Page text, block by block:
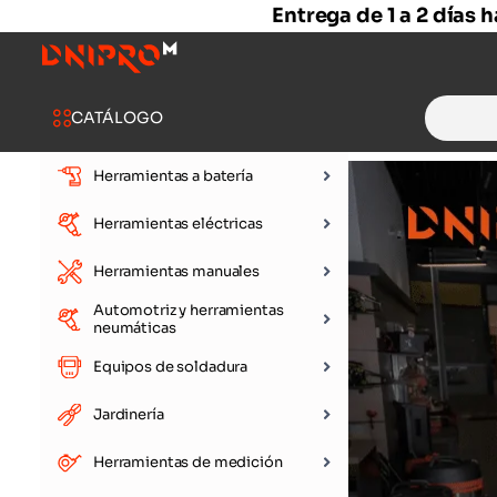
Entrega de 1 a 2 días
CATÁLOGO
Search
for:
Herramientas a batería
Baterías y
Herramientas eléctricas
Herramientas manuales
Juegos de
herramientas
Automotriz y herramientas
neumáticas
Equipos de soldadura
Soldadores
Jardinería
Herramientas de medición
Niveles
Discos de
Mesas de